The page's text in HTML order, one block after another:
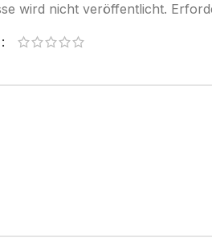
wird nicht veröffentlicht.